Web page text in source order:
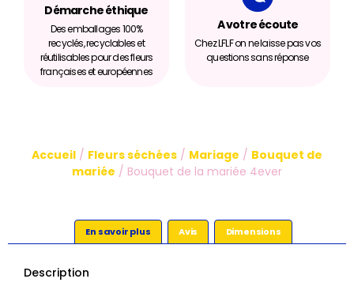
Démarche éthique
Des emballages 100%
recyclés, recyclables et
réutilisables pour des fleurs
françaises et européennes
A votre écoute
Chez LFLF on ne laisse pas vos
questions sans réponse
Accueil / Fleurs séchées / Mariage / Bouquet de
mariée / Bouquet de la mariée 4ever
En savoir plus Avis Dimensions
Description